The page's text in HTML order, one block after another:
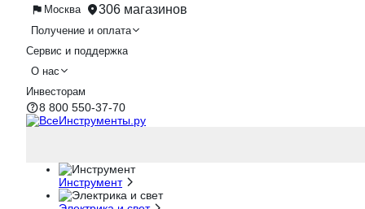
Москва 306 магазинов
Получение и оплата
Сервис и поддержка
О нас
Инвесторам
8 800 550-37-70
Инструмент